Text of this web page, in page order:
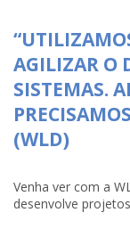
AGILIZAR O
SISTEMAS.
(WLD)
Venha ver com a
desenvolve